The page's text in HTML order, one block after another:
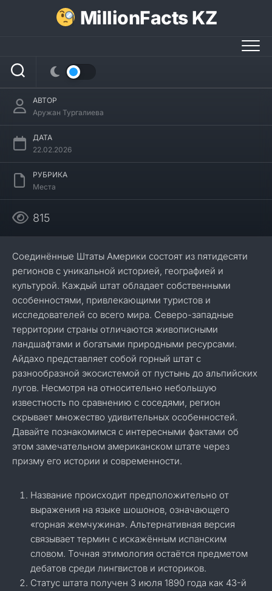
MillionFacts KZ
36 интересных фактов о штате Айдахо
АВТОР
Аружан Тургалиева
ДАТА
22.02.2026
РУБРИКА
Места
815
Соединённые Штаты Америки состоят из пятидесяти
регионов с уникальной историей, географией и
культурой. Каждый штат обладает собственными
особенностями, привлекающими туристов и
исследователей со всего мира. Северо-западные
территории страны отличаются живописными
ландшафтами и богатыми природными ресурсами.
Айдахо представляет собой горный штат с
разнообразной экосистемой от пустынь до альпийских
лугов. Несмотря на относительно небольшую
известность по сравнению с соседями, регион
скрывает множество удивительных особенностей.
Давайте познакомимся с интересными фактами об
этом замечательном американском штате через
призму его истории и современности.
Название происходит предположительно от
выражения на языке шошонов, означающего
«горная жемчужина». Альтернативная версия
связывает термин с искажённым испанским
словом. Точная этимология остаётся предметом
дебатов среди лингвистов и историков.
Статус штата получен 3 июля 1890 года как 43-й